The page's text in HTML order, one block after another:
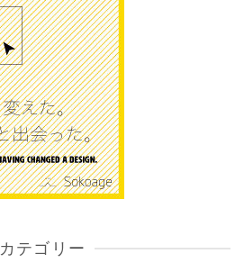
カテゴリー